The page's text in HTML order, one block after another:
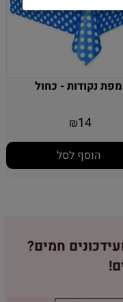
מפת נקודות - כחול
₪14
הוסף לסל
חמים?